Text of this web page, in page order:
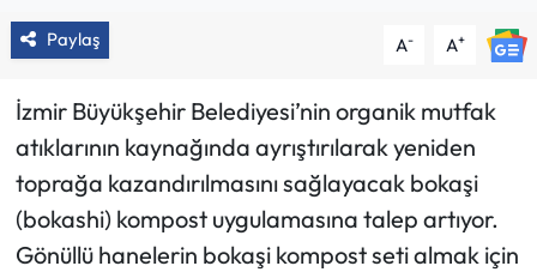
Paylaş A- A+
İzmir Büyükşehir Belediyesi’nin organik mutfak
atıklarının kaynağında ayrıştırılarak yeniden
toprağa kazandırılmasını sağlayacak bokaşi
(bokashi) kompost uygulamasına talep artıyor.
Gönüllü hanelerin bokaşi kompost seti almak için